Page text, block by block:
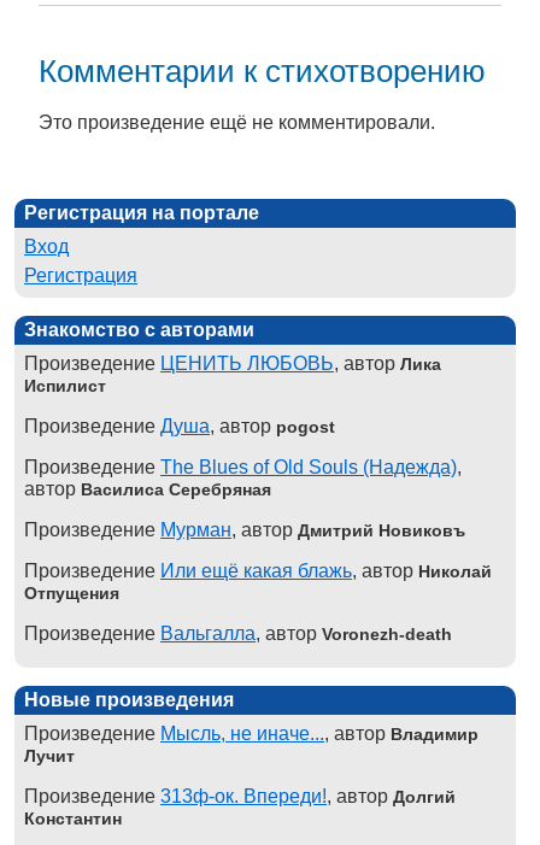
Комментарии к стихотворению
Это произведение ещё не комментировали.
Регистрация на портале
Вход
Регистрация
Знакомство с авторами
Произведение ЦЕНИТЬ ЛЮБОВЬ, автор Лика
Испилист
Произведение Душа, автор pogost
Произведение The Blues of Old Souls (Надежда),
автор Василиса Серебряная
Произведение Мурман, автор Дмитрий Новиковъ
Произведение Или ещё какая блажь, автор Николай
Отпущения
Произведение Вальгалла, автор Voronezh-death
Новые произведения
Произведение Мысль, не иначе..., автор Владимир
Лучит
Произведение 313ф-ок. Впереди!, автор Долгий
Константин